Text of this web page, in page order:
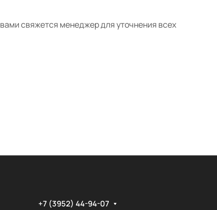
свяжется менеджер для уточнения всех
+7 (3952) 44-94-07